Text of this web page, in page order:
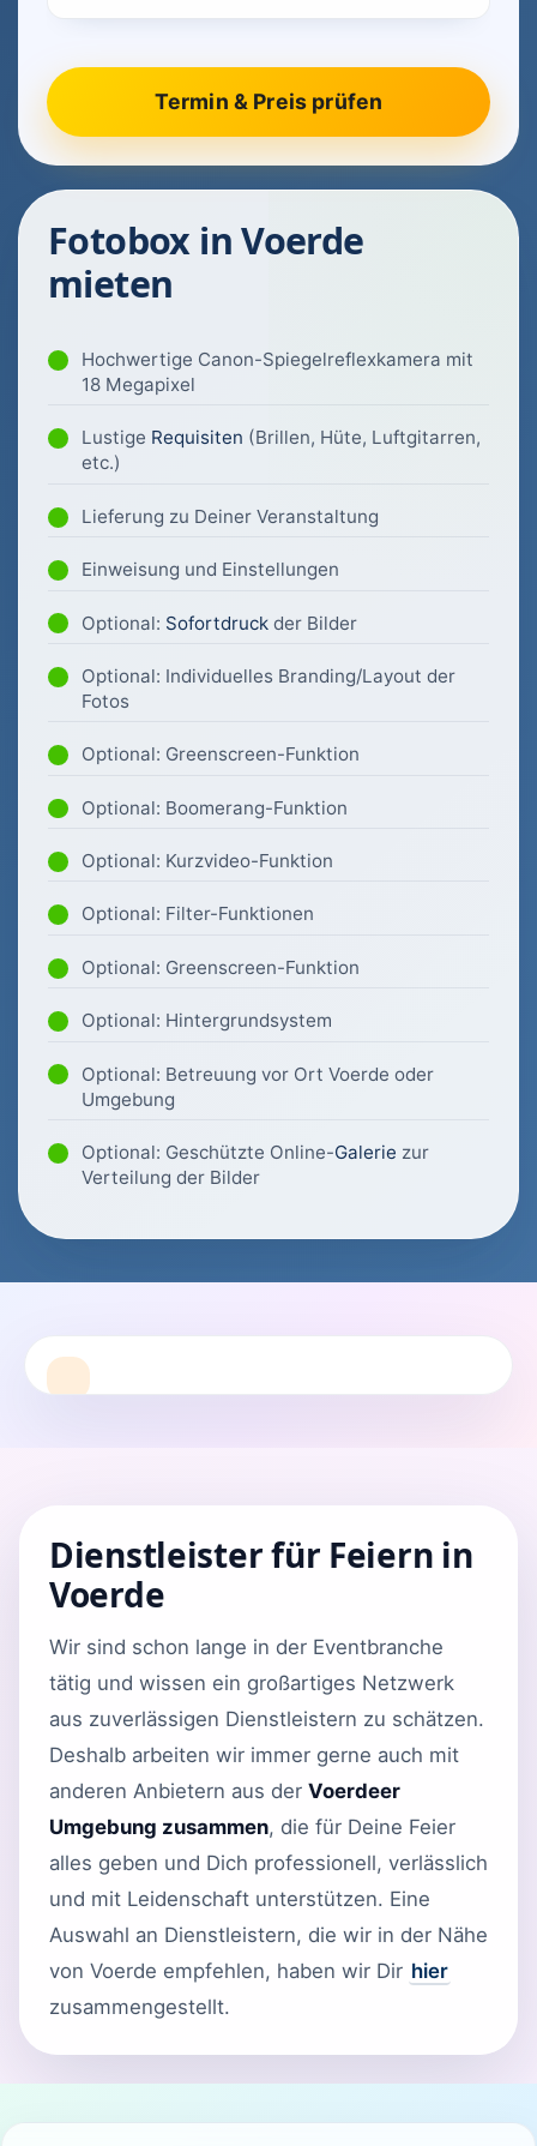
Fotobox in Voerde
mieten
Hochwertige Canon-Spiegelreflexkamera mit
18 Megapixel
Lustige Requisiten (Brillen, Hüte, Luftgitarren,
etc.)
Lieferung zu Deiner Veranstaltung
Einweisung und Einstellungen
Optional: Sofortdruck der Bilder
Optional: Individuelles Branding/Layout der
Fotos
Optional: Greenscreen-Funktion
Optional: Boomerang-Funktion
Optional: Kurzvideo-Funktion
Optional: Filter-Funktionen
Optional: Greenscreen-Funktion
Optional: Hintergrundsystem
Optional: Betreuung vor Ort Voerde oder
Umgebung
Optional: Geschützte Online-Galerie zur
Verteilung der Bilder
Dienstleister für Feiern in
Voerde
Wir sind schon lange in der Eventbranche
tätig und wissen ein großartiges Netzwerk
aus zuverlässigen Dienstleistern zu schätzen.
Deshalb arbeiten wir immer gerne auch mit
anderen Anbietern aus der Voerdeer
Umgebung zusammen, die für Deine Feier
alles geben und Dich professionell, verlässlich
und mit Leidenschaft unterstützen. Eine
Auswahl an Dienstleistern, die wir in der Nähe
von Voerde empfehlen, haben wir Dir hier
zusammengestellt.